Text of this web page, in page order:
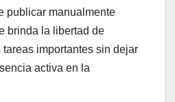
publicar manualmente
brinda la libertad de
importantes sin dejar
activa en la